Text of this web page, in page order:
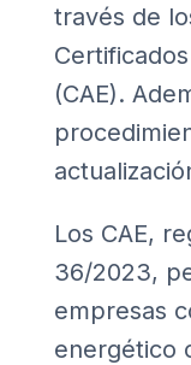
través de
(CAE).
Los CAE,
36/2023,
empresas
energético